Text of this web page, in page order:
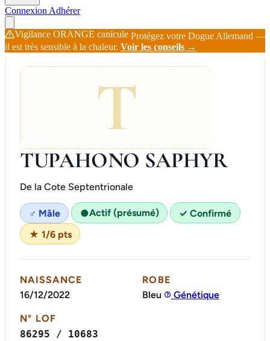
Connexion Adhérer
Vigilance ORANGE canicule Protégez votre Dogue Allemand —
il est très sensible à la chaleur. Voir les conseils →
T
TUPAHONO SAPHYR
De la Cote Septentrionale
♂ Mâle ●Actif (présumé)
✓ Confirmé
★ 1/6 pts
NAISSANCE
16/12/2022
ROBE
Bleu
Génétique
N° LOF
86295 / 10683